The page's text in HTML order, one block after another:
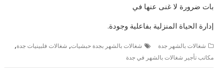
بات ضرورة لا غنى عنها في
إدارة الحياة المنزلية بفاعلية وجودة.
شغالات بالشهر جدة شغالات بالشهر بجدة حبشيات, شغالات فلبينيات جدة,
مكاتب تأجير شغالات بالشهر في جدة